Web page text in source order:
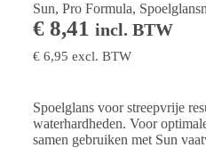
Sun, Pro Formula,
€8,41 incl. BTW
€6,95 excl. BTW
Spoelglans voor streepvrije
waterhardheden. Voor
samen gebruiken met Sun